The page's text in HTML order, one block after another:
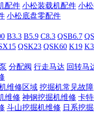
配件 小松装载机配件 小
小松底盘零配件
B3.3 B5.9 C8.3 QSB6.7
QSK23 QSK60 K19
分配阀 行走马达 回转马
维修区域 挖掘机常见故障
维修 神钢挖掘机维修 卡
斗山挖掘机维修 日系挖